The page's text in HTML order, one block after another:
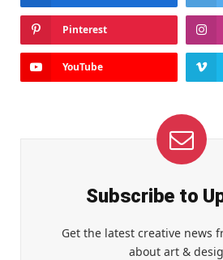
Pinterest
YouTube
Subscribe to
Get the latest creative news
about art &